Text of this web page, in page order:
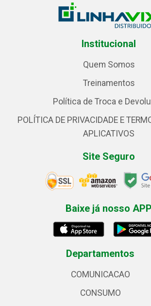
Institucional
Quem Somos
Treinamentos
Política de Troca e
POLÍTICA DE PRIVACIDADE E
APLICATIVOS
Site Seguro
Baixe já nosso APP
Departamentos
COMUNICACAO
CONSUMO